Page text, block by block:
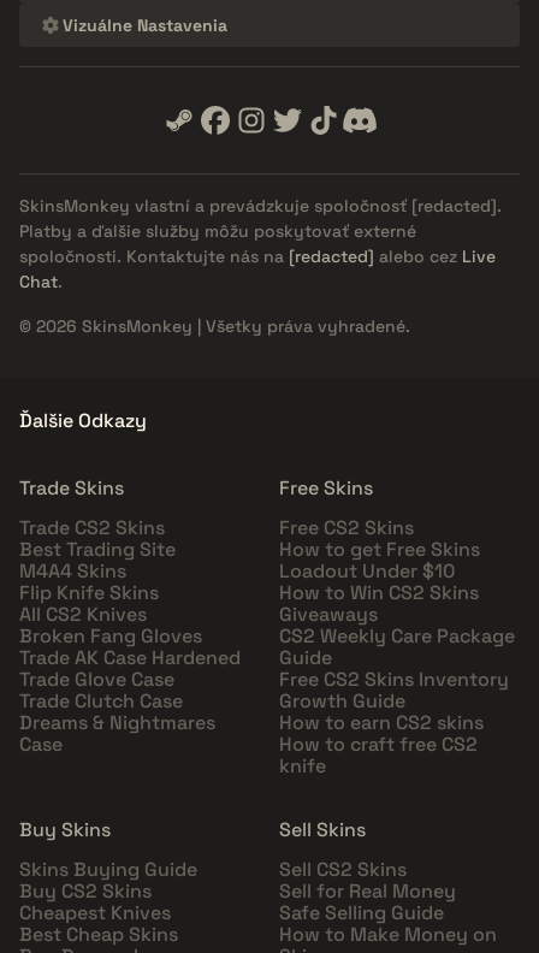
Vizuálne Nastavenia
SkinsMonkey vlastní a prevádzkuje spoločnosť [redacted].
Platby a ďalšie služby môžu poskytovať externé
spoločnosti. Kontaktujte nás na [redacted] alebo cez Live
Chat.
© 2026 SkinsMonkey | Všetky práva vyhradené.
Ďalšie Odkazy
Trade Skins
Trade CS2 Skins
Best Trading Site
M4A4 Skins
Flip Knife Skins
All CS2 Knives
Broken Fang Gloves
Trade AK Case Hardened
Trade Glove Case
Trade Clutch Case
Dreams & Nightmares
Case
Free Skins
Free CS2 Skins
How to get Free Skins
Loadout Under $10
How to Win CS2 Skins
Giveaways
CS2 Weekly Care Package
Guide
Free CS2 Skins Inventory
Growth Guide
How to earn CS2 skins
How to craft free CS2
knife
Buy Skins
Skins Buying Guide
Buy CS2 Skins
Cheapest Knives
Best Cheap Skins
Sell Skins
Sell CS2 Skins
Sell for Real Money
Safe Selling Guide
How to Make Money on